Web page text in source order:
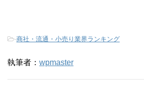
-商社・流通・小売り業界ランキング
執筆者： wpmaster